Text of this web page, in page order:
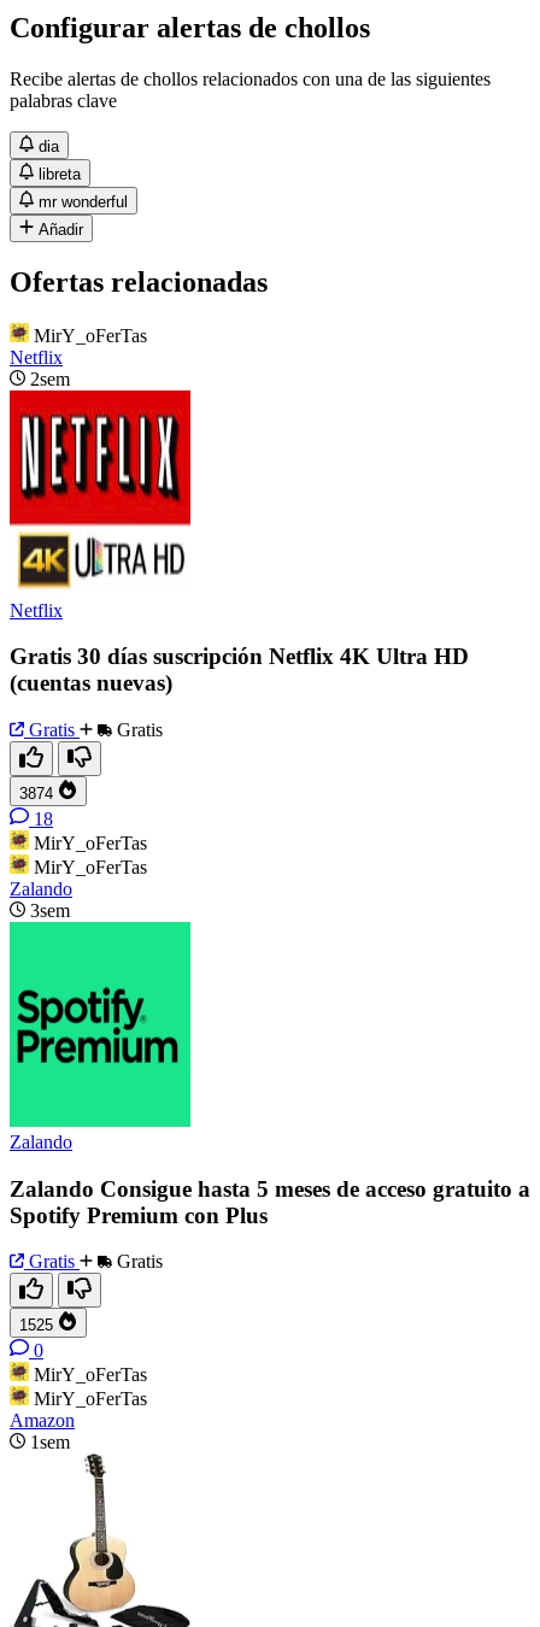
Configurar alertas de chollos
Recibe alertas de chollos relacionados con una de las siguientes
palabras clave
dia
libreta
mr wonderful
Añadir
Ofertas relacionadas
MirY_oFerTas
Netflix
2sem
Netflix
Gratis 30 días suscripción Netflix 4K Ultra HD
(cuentas nuevas)
Gratis Gratis
3874
18
MirY_oFerTas
MirY_oFerTas
Zalando
3sem
Zalando
Zalando Consigue hasta 5 meses de acceso gratuito a
Spotify Premium con Plus
Gratis Gratis
1525
0
MirY_oFerTas
MirY_oFerTas
Amazon
1sem